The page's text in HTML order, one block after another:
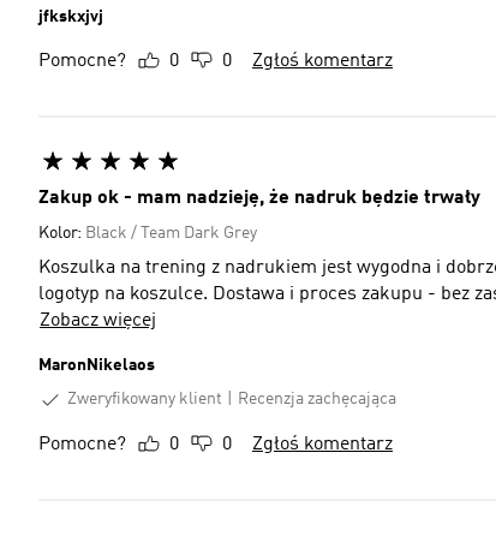
jfkskxjvj
Pomocne? 0 0 Zgłoś komentarz
Zakup ok - mam nadzieję, że nadruk będzie trwały
Kolor: Black / Team Dark Grey
Koszulka na trening z nadrukiem jest wygodna i
logotyp na koszulce. Dostawa i proces zakupu -
Zobacz więcej
MaronNikelaos
Zweryfikowany klient
Recenzja zachęcająca
Pomocne? 0 0 Zgłoś komentarz